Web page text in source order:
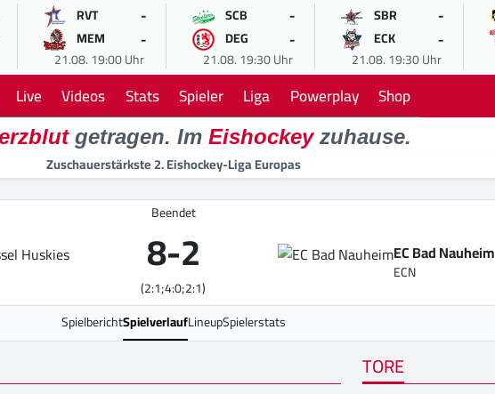
RVT -
MEM -
21.08. 19:00 Uhr
SCB -
DEG -
21.08. 19:30 Uhr
SBR -
ECK -
21.08. 19:30 Uhr
Live Videos Stats Spieler Liga Powerplay Shop
getragen. Im Eishockeyzuhause.
Zuschauerstärkste 2. Eishockey-Liga Europas
Beendet
8-2
(2:1;4:0;2:1)
EC Bad Nauheim
ECN
SpielberichtSpielverlaufLineupSpielerstats
TORE